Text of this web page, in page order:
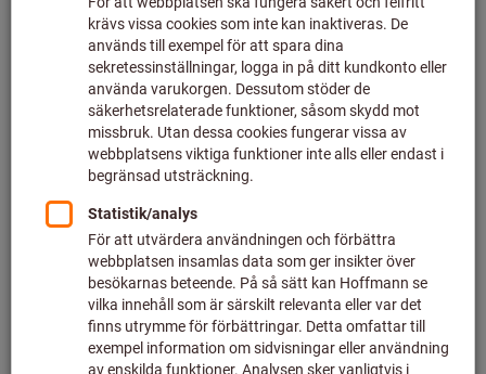
Mätbord (16)
Prismor (13)
Ritsverktyg (15)
Linjaler & stålmåttstickor (30)
Slagräkneverk & styckräkneverk (2)